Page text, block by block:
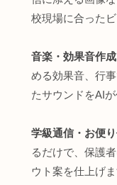
校現場に合った
音楽・効果音作成
める効果音、行
たサウンドをAIが
学級通信・お便
るだけで、保護
ウト案を仕上げま